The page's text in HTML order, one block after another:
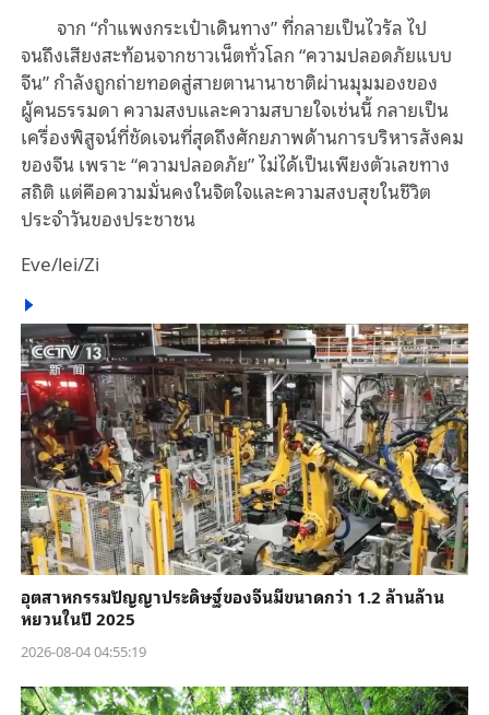
จาก “กำแพงกระเป๋าเดินทาง” ที่กลายเป็นไวรัล ไป
จนถึงเสียงสะท้อนจากชาวเน็ตทั่วโลก “ความปลอดภัยแบบ
จีน” กำลังถูกถ่ายทอดสู่สายตานานาชาติผ่านมุมมองของ
ผู้คนธรรมดา ความสงบและความสบายใจเช่นนี้ กลายเป็น
เครื่องพิสูจน์ที่ชัดเจนที่สุดถึงศักยภาพด้านการบริหารสังคม
ของจีน เพราะ “ความปลอดภัย” ไม่ได้เป็นเพียงตัวเลขทาง
สถิติ แต่คือความมั่นคงในจิตใจและความสงบสุขในชีวิต
ประจำวันของประชาชน
Eve/lei/Zi
อุตสาหกรรมปัญญาประดิษฐ์ของจีนมีขนาดกว่า 1.2 ล้านล้าน
หยวนในปี 2025
2026-08-04 04:55:19